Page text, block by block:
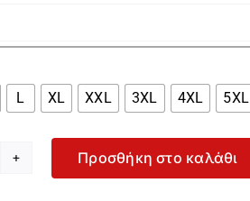
L XL XXL 3XL 4XL 5XL
Προσθήκη στο καλάθι